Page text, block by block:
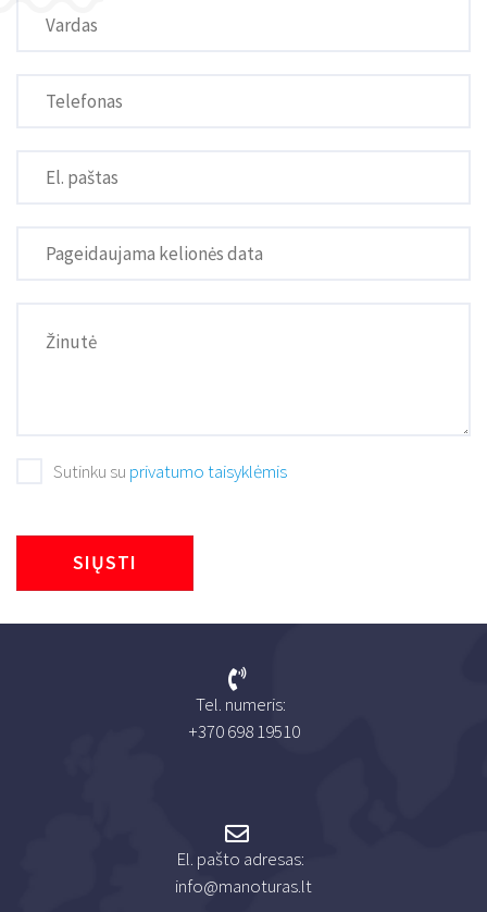
Sutinku su privatumo taisyklėmis
SIŲSTI
Tel. numeris:
+370 698 19510
El. pašto adresas:
info@manoturas.lt